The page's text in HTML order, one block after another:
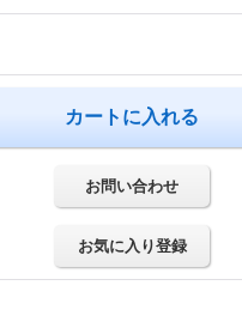
お問い合わせ
お気に入り登録